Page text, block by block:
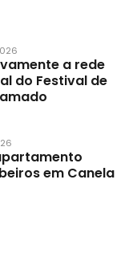
a rede
do Festival de
em Canela